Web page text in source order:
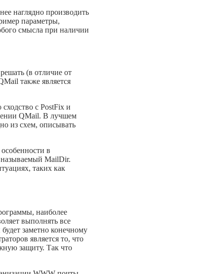
наглядно производить
параметры,
смысла при наличии
(в отличие от
также является
с PostFix и
QMail. В лучшем
из схем, описывать
в
называемый MailDir.
таких как
наиболее
выполнять все
заметно конечному
является то, что
защиту. Так что